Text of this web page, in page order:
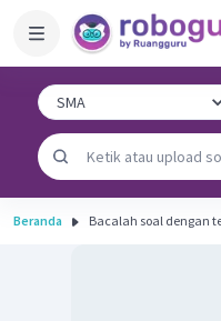
Beranda Bacalah soal dengan